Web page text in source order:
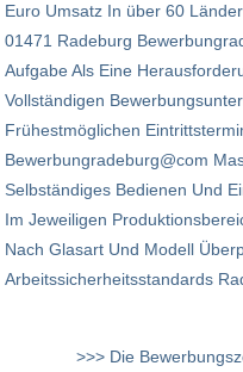
Euro Umsatz In über 60
01471 Radeburg
Aufgabe Als Eine
Vollständigen
Frühestmöglichen
Bewerbungradeburg@com
Selbständiges Bedienen Und
Im Jeweiligen
Nach Glasart Und Modell
Arbeitssicherheitsstandards
>>> Die